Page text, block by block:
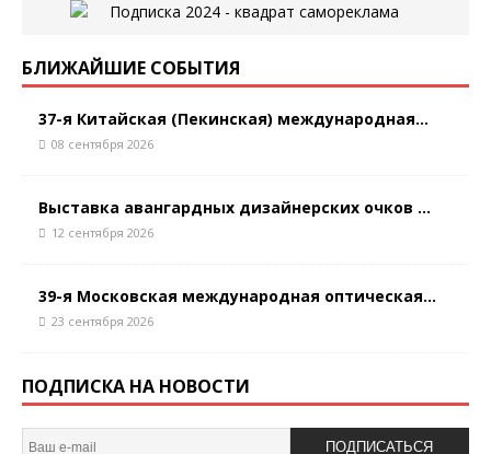
БЛИЖАЙШИЕ СОБЫТИЯ
37-я Китайская (Пекинская) международная...
08 сентября 2026
Выставка авангардных дизайнерских очков ...
12 сентября 2026
39-я Московская международная оптическая...
23 сентября 2026
ПОДПИСКА НА НОВОСТИ
ПОДПИСАТЬСЯ